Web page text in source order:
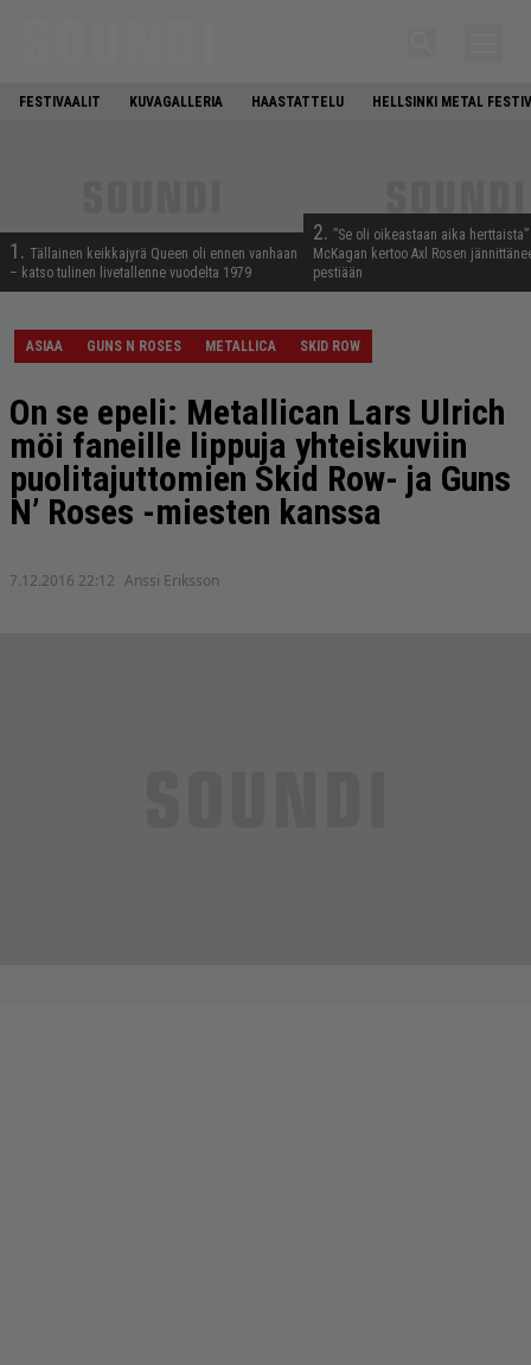
FESTIVAALIT KUVAGALLERIA HAASTATTELU HELLSINKI METAL
1. Tällainen keikkajyrä Queen oli ennen vanhaan
– katso tulinen livetallenne vuodelta 1979
2. ”Se oli oikeastaan aika
McKagan kertoo Axl Rosen
pestiään
ASIAA GUNS N ROSES METALLICA SKID ROW
On se epeli: Metallican Lars Ulrich
möi faneille lippuja yhteiskuviin
puolitajuttomien Skid Row- ja Guns
N’ Roses -miesten kanssa
7.12.2016 22:12 Anssi Eriksson